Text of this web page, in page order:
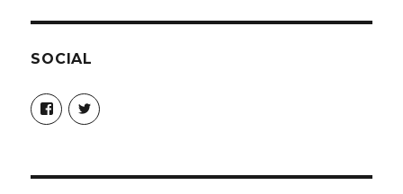
SOCIAL
Profil
von
christoph.fleischer1
anzeigen
Profil
von
ChristophFl
anzeigen